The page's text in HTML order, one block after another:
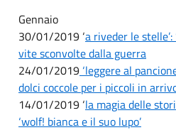
Gennaio
30/01/2019 ‘a riveder le stelle’:
vite sconvolte dalla guerra
24/01/2019 ‘leggere al
dolci coccole per i piccoli in
14/01/2019 ‘la magia delle
‘wolf! bianca e il suo lupo’